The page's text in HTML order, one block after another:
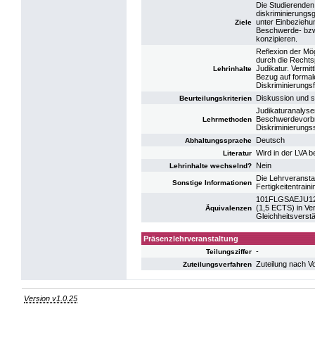
Ziele
Die
unter
Beschwerde-
konzipieren.
Lehrinhalte
Reflexion der
durch die
Judikatur.
Bezug auf
Beurteilungskriterien Diskussion und
Lehrmethoden
Abhaltungssprache Deutsch
Literatur Wird in der LVA
Lehrinhalte wechselnd? Nein
Sonstige Informationen
Die
Äquivalenzen (1,5 ECTS) in
Präsenzlehrveranstaltung
Teilungsziffer -
Zuteilungsverfahren Zuteilung nach
Version v1.0.25